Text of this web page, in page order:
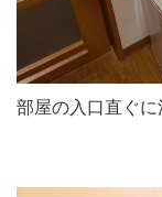
部屋の入口直ぐに